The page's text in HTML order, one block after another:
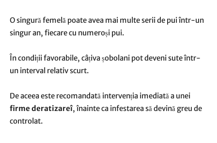
O singură femelă poate avea mai multe serii de pui într-un
singur an, fiecare cu numeroși pui.
În condiții favorabile, câțiva șobolani pot deveni sute într-
un interval relativ scurt.
De aceea este recomandată intervenția imediată a unei
firme deratizareî, înainte ca infestarea să devină greu de
controlat.